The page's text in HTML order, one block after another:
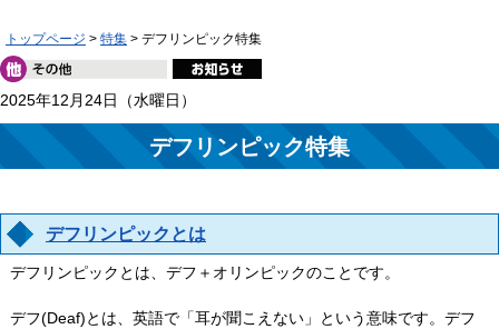
トップページ > 特集 > デフリンピック特集
2025年12月24日（水曜日）
デフリンピック特集
デフリンピックとは
デフリンピックとは、デフ＋オリンピックのことです。
デフ(Deaf)とは、英語で「耳が聞こえない」という意味です。デフ